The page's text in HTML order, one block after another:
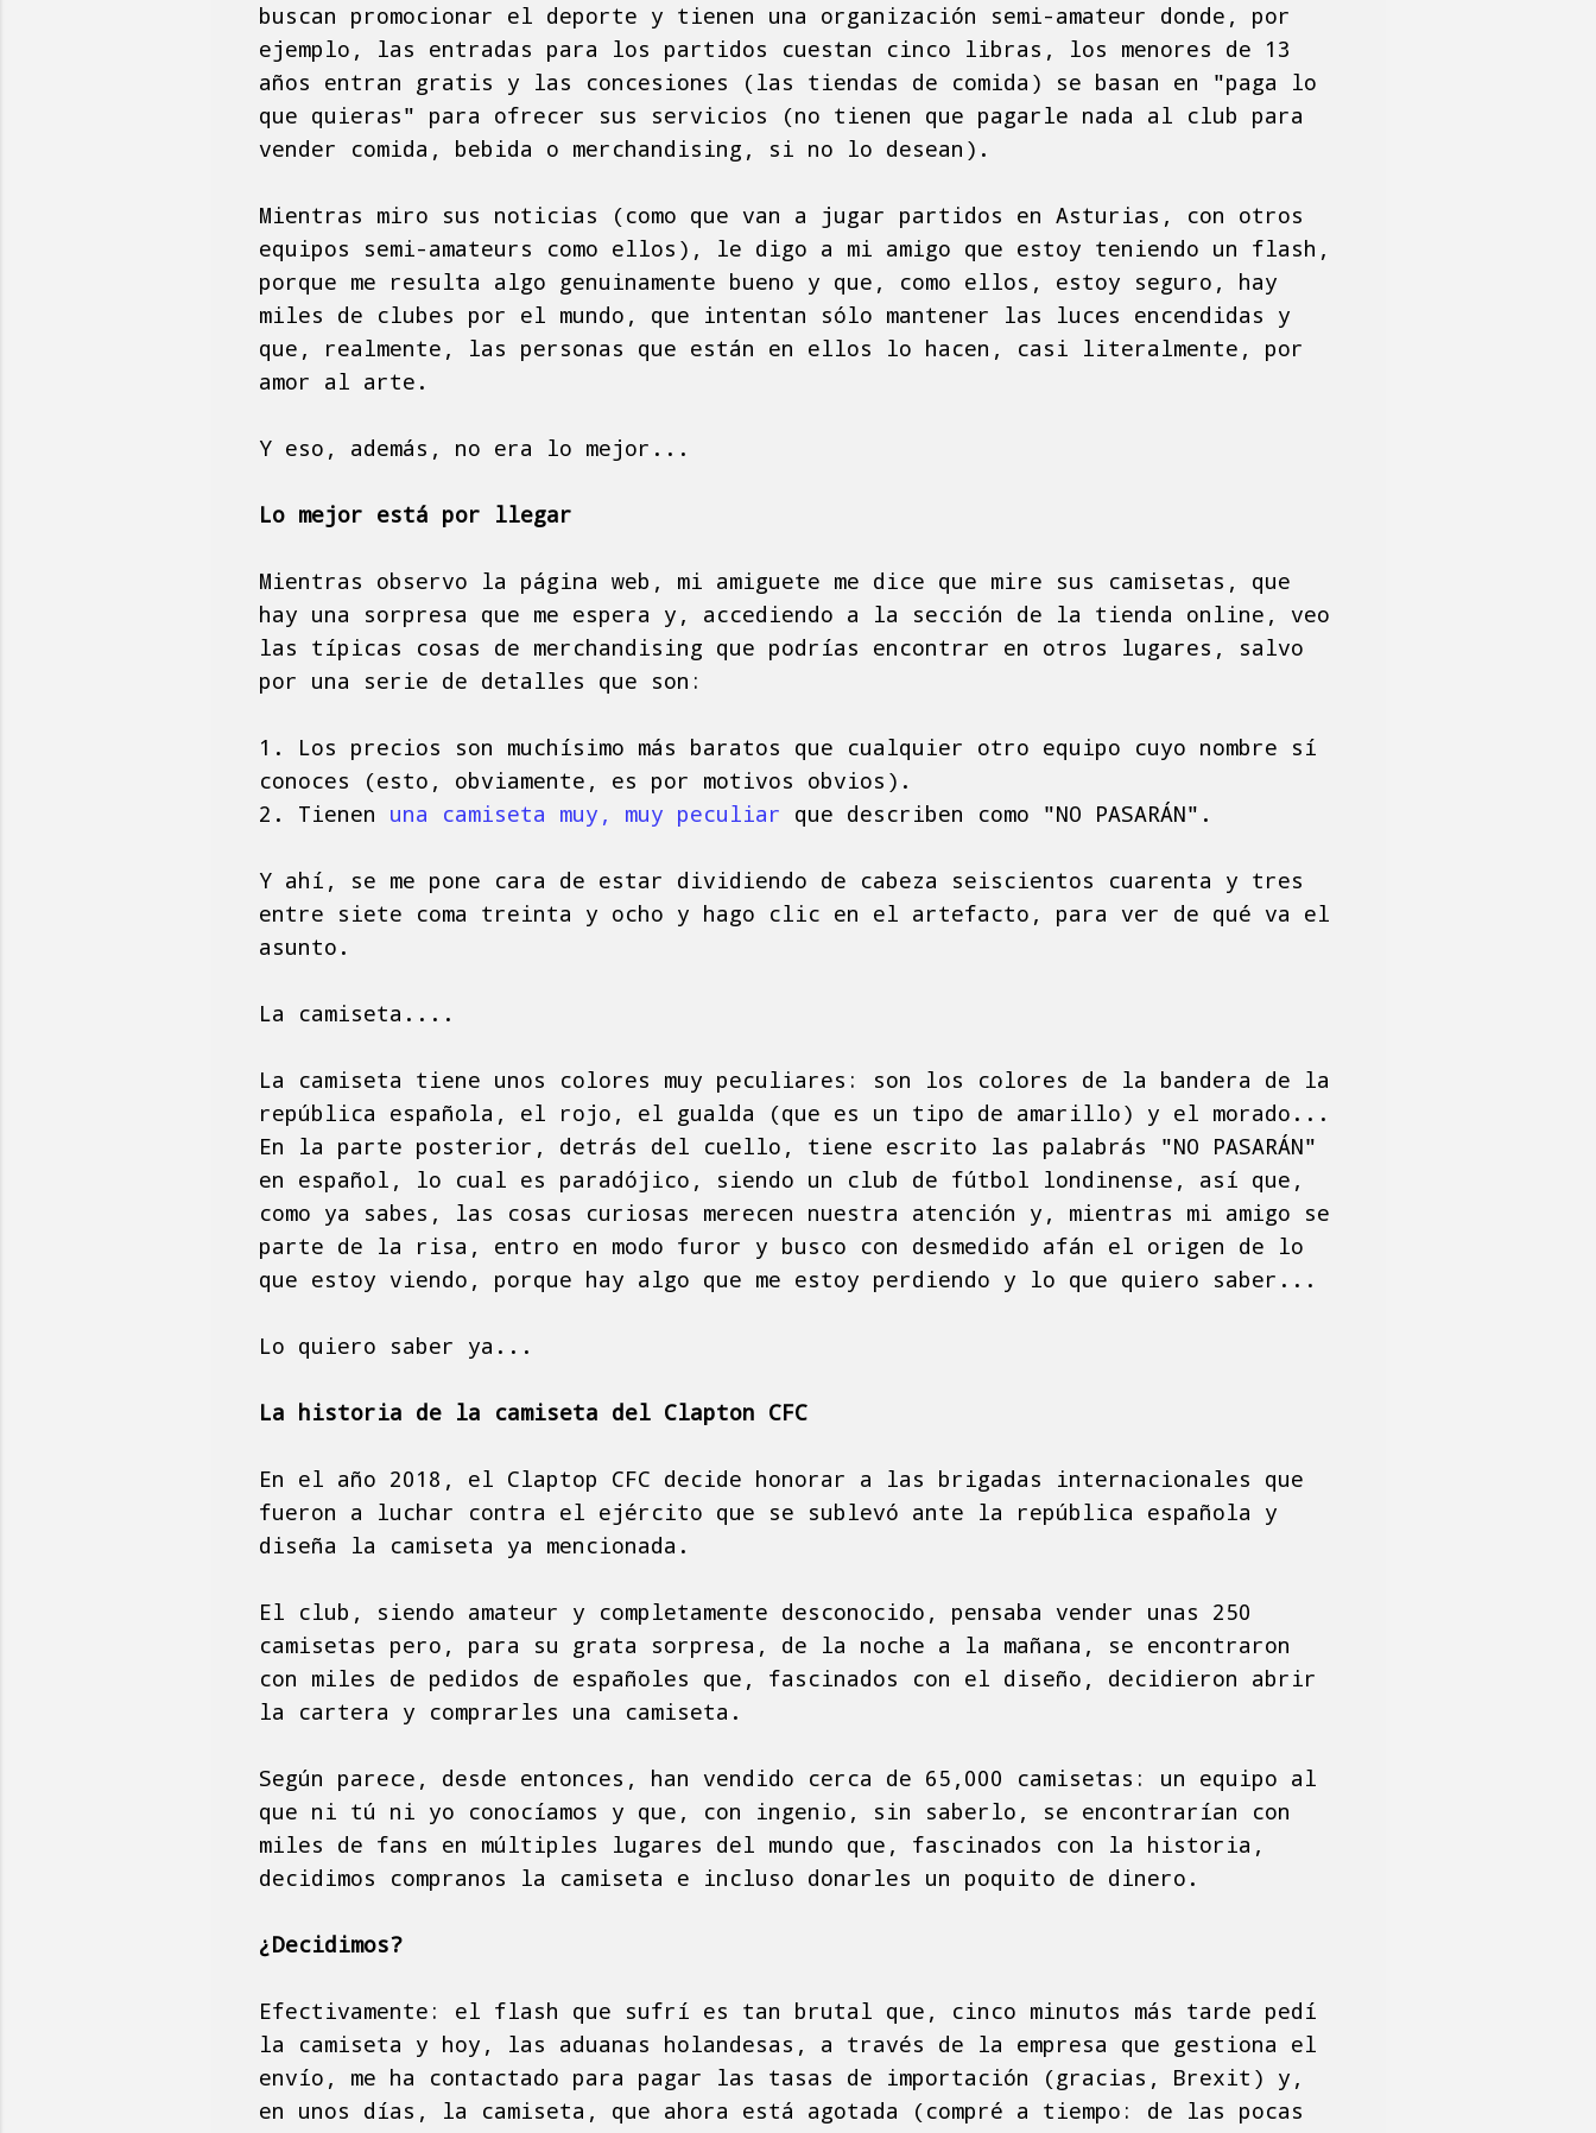
buscan promocionar el deporte y tienen una organización semi-amateur donde, por
ejemplo, las entradas para los partidos cuestan cinco libras, los menores de 13
años entran gratis y las concesiones (las tiendas de comida) se basan en "paga lo
que quieras" para ofrecer sus servicios (no tienen que pagarle nada al club para
vender comida, bebida o merchandising, si no lo desean).
Mientras miro sus noticias (como que van a jugar partidos en Asturias, con otros
equipos semi-amateurs como ellos), le digo a mi amigo que estoy teniendo un flash,
porque me resulta algo genuinamente bueno y que, como ellos, estoy seguro, hay
miles de clubes por el mundo, que intentan sólo mantener las luces encendidas y
que, realmente, las personas que están en ellos lo hacen, casi literalmente, por
amor al arte.
Y eso, además, no era lo mejor...
Lo mejor está por llegar
Mientras observo la página web, mi amiguete me dice que mire sus camisetas, que
hay una sorpresa que me espera y, accediendo a la sección de la tienda online, veo
las típicas cosas de merchandising que podrías encontrar en otros lugares, salvo
por una serie de detalles que son:
1. Los precios son muchísimo más baratos que cualquier otro equipo cuyo nombre sí
conoces (esto, obviamente, es por motivos obvios).
2. Tienen una camiseta muy, muy peculiar que describen como "NO PASARÁN".
Y ahí, se me pone cara de estar dividiendo de cabeza seiscientos cuarenta y tres
entre siete coma treinta y ocho y hago clic en el artefacto, para ver de qué va el
asunto.
La camiseta....
La camiseta tiene unos colores muy peculiares: son los colores de la bandera de la
república española, el rojo, el gualda (que es un tipo de amarillo) y el morado...
En la parte posterior, detrás del cuello, tiene escrito las palabrás "NO PASARÁN"
en español, lo cual es paradójico, siendo un club de fútbol londinense, así que,
como ya sabes, las cosas curiosas merecen nuestra atención y, mientras mi amigo se
parte de la risa, entro en modo furor y busco con desmedido afán el origen de lo
que estoy viendo, porque hay algo que me estoy perdiendo y lo que quiero saber...
Lo quiero saber ya...
La historia de la camiseta del Clapton CFC
En el año 2018, el Claptop CFC decide honorar a las brigadas internacionales que
fueron a luchar contra el ejército que se sublevó ante la república española y
diseña la camiseta ya mencionada.
El club, siendo amateur y completamente desconocido, pensaba vender unas 250
camisetas pero, para su grata sorpresa, de la noche a la mañana, se encontraron
con miles de pedidos de españoles que, fascinados con el diseño, decidieron abrir
la cartera y comprarles una camiseta.
Según parece, desde entonces, han vendido cerca de 65,000 camisetas: un equipo al
que ni tú ni yo conocíamos y que, con ingenio, sin saberlo, se encontrarían con
miles de fans en múltiples lugares del mundo que, fascinados con la historia,
decidimos compranos la camiseta e incluso donarles un poquito de dinero.
¿Decidimos?
Efectivamente: el flash que sufrí es tan brutal que, cinco minutos más tarde pedí
la camiseta y hoy, las aduanas holandesas, a través de la empresa que gestiona el
envío, me ha contactado para pagar las tasas de importación (gracias, Brexit) y,
en unos días, la camiseta, que ahora está agotada (compré a tiempo: de las pocas